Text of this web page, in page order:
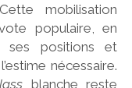
mobilisation
populaire, en
ses positions et
nécessaire.
blanche reste